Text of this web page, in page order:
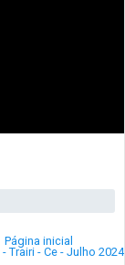
Trairi - Ce - Julho 2024
Página inicial